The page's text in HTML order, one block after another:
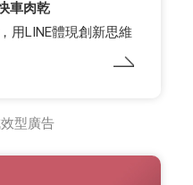
車肉乾
用LINE體現創新思維
型廣告